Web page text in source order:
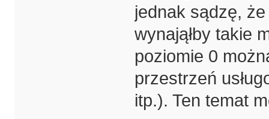
jednak sądzę,
wynająłby takie
poziomie 0
przestrzeń
itp.). Ten temat